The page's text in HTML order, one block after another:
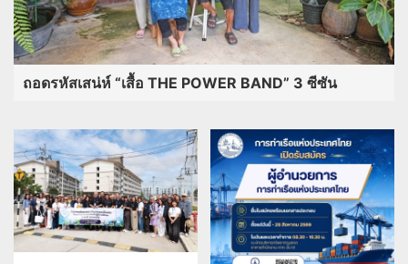
ถอดรหัสเสน่ห์ “เสื้อ THE POWER BAND” 3 ซีซัน